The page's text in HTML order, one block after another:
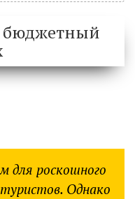
бюджетный
для роскошного
Однако